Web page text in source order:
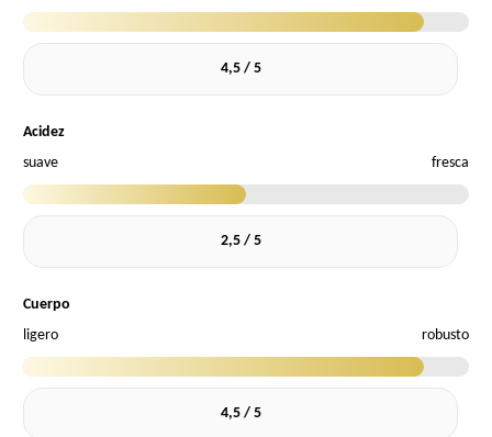
4,5 / 5
Acidez
suave
fresca
2,5 / 5
Cuerpo
ligero
robusto
4,5 / 5